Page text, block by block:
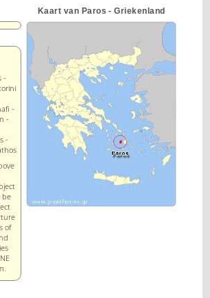
-
-
-
-
be
of
Kaart van Paros - Griekenland